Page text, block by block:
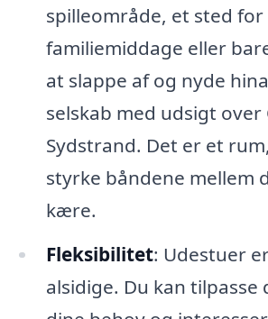
spilleområde, et sted for
familiemiddage eller
at slappe af og nyde
selskab med udsigt
Sydstrand. Det er et
styrke båndene mellem
kære.
Fleksibilitet: Udestuer
alsidige. Du kan tilpasse